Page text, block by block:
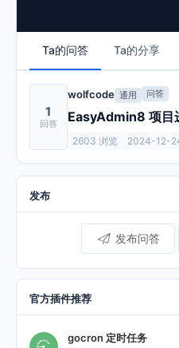
Ta的问答 Ta的分享
1
wolfcode 通用 问答
EasyAdmin8 项目
2603 浏览 2024-12-
发布
发布问答
官方插件推荐
gocron 定时任务